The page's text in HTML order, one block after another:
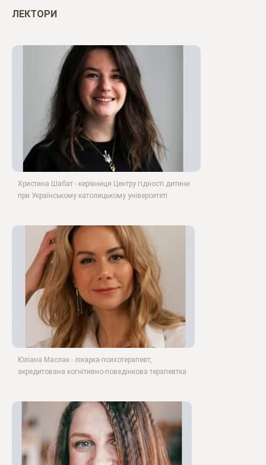
ЛЕКТОРИ
Христина Шабат - керівниця Центру гідності дитини
при Українському католицькому університеті
Юліана Маслак - лікарка-психотерапевт,
акредитована когнітивно-поведінкова терапевтка